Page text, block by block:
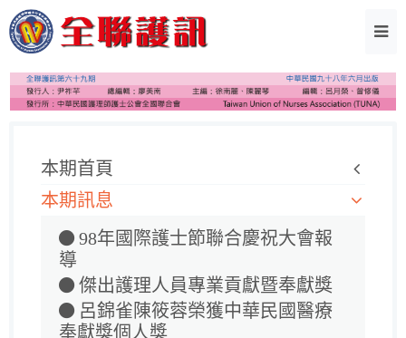
本期首頁
本期訊息
98年國際護士節聯合慶祝大會報
導
傑出護理人員專業貢獻暨奉獻獎
呂錦雀陳筱蓉榮獲中華民國醫療
奉獻獎個人獎